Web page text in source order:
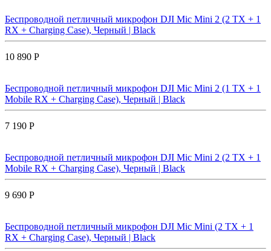
Беспроводной петличный микрофон DJI Mic Mini 2 (2 TX + 1
RX + Charging Case), Черный | Black
10 890 Р
Беспроводной петличный микрофон DJI Mic Mini 2 (1 TX + 1
Mobile RX + Charging Case), Черный | Black
7 190 Р
Беспроводной петличный микрофон DJI Mic Mini 2 (2 TX + 1
Mobile RX + Charging Case), Черный | Black
9 690 Р
Беспроводной петличный микрофон DJI Mic Mini (2 TX + 1
RX + Charging Case), Черный | Black